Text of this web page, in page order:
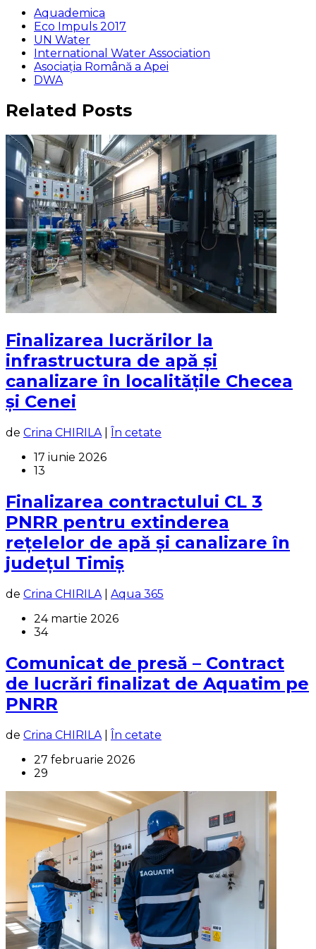
Aquademica
Eco Impuls 2017
UN Water
International Water Association
Asociaţia Română a Apei
DWA
Related Posts
Finalizarea lucrărilor la
infrastructura de apă și
canalizare în localitățile Checea
și Cenei
de Crina CHIRILA|
În cetate
17 iunie 2026
13
Finalizarea contractului CL 3
PNRR pentru extinderea
rețelelor de apă și canalizare în
județul Timiș
de Crina CHIRILA| Aqua 365
24 martie 2026
34
Comunicat de presă – Contract
de lucrări finalizat de Aquatim pe
PNRR
de Crina CHIRILA| În cetate
27 februarie 2026
29